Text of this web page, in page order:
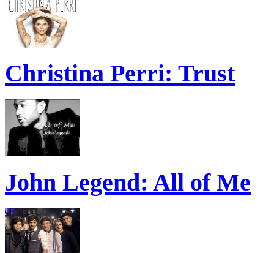
Christina Perri: Trust
John Legend: All of Me